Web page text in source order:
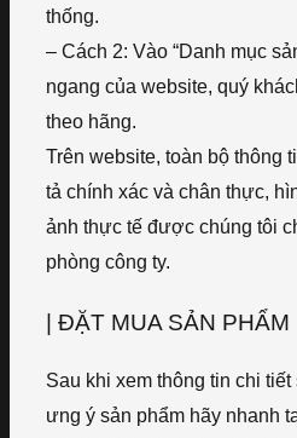
thống.
– Cách 2: Vào “Danh mục
ngang của website, quý
theo hãng.
Trên website, toàn bộ thông
tả chính xác và chân thực,
ảnh thực tế được chúng tôi
phòng công ty.
| ĐẶT MUA SẢN PHẨM
Sau khi xem thông tin chi
ưng ý sản phẩm hãy nhanh